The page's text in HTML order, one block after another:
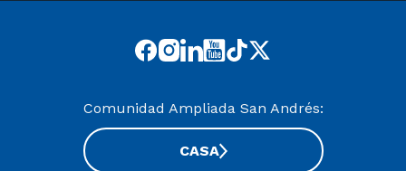
Comunidad Ampliada San Andrés:
CASA